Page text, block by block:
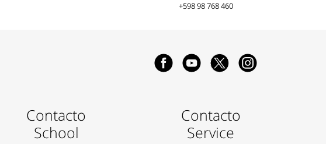
+598 98 768 460
Contacto
School
Contacto
Service